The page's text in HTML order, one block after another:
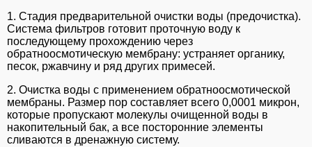
1. Стадия предварительной очистки воды (предочистка).
Система фильтров готовит проточную воду к
последующему прохождению через
обратноосмотическую мембрану: устраняет органику,
песок, ржавчину и ряд других примесей.
2. Очистка воды с применением обратноосмотической
мембраны. Размер пор составляет всего 0,0001 микрон,
которые пропускают молекулы очищенной воды в
накопительный бак, а все посторонние элементы
сливаются в дренажную систему.